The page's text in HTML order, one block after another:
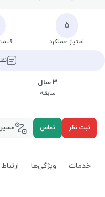
۵
امتیاز عملکرد
۳ سال
سابقه
ثبت نظر تماس
خدمات ویژگی‌ها ارتباط